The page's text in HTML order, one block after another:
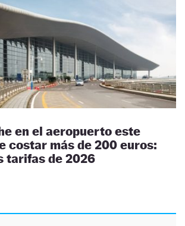
en el aeropuerto este
costar más de 200 euros:
tarifas de 2026